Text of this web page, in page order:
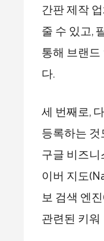
간판 제작
줄 수 있고,
통해 브랜
다.
세 번째로,
등록하는
구글 비즈니
이버 지도
보 검색 엔
관련된 키워